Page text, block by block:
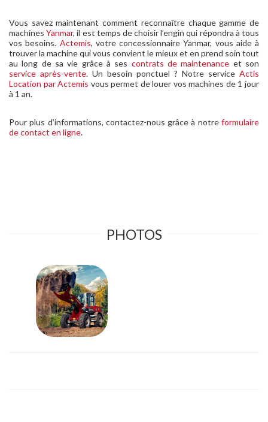
Vous savez maintenant comment reconnaître chaque gamme de
machinesYanmar, il est temps de choisir l’engin qui répondra à tous
vos besoins. Actemis, votre concessionnaire Yanmar, vous aide à
trouver la machine qui vous convient le mieux et en prend soin tout
au long de sa vie grâce à ses contrats de maintenance et son
service après-vente. Un besoin ponctuel ? Notre service Actis
Location par Actemis vous permet de louer vos machines de 1 jour
à 1 an.
Pour plus d’informations, contactez-nous grâce à notre formulaire
de contact en ligne.
PHOTOS